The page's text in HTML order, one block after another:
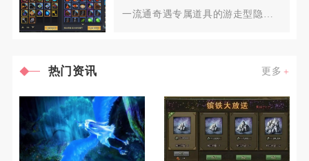
一流通奇遇专属道具的游走型隐藏
热门资讯 更多